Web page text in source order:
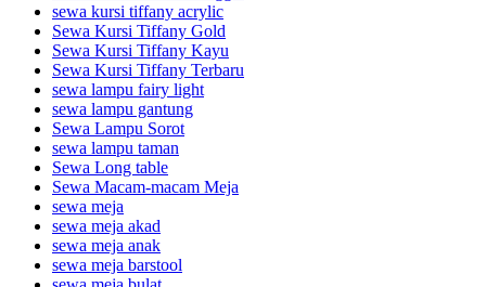
sewa kursi tiffany acrylic
Sewa Kursi Tiffany Gold
Sewa Kursi Tiffany Kayu
Sewa Kursi Tiffany Terbaru
sewa lampu fairy light
sewa lampu gantung
Sewa Lampu Sorot
sewa lampu taman
Sewa Long table
Sewa Macam-macam Meja
sewa meja
sewa meja akad
sewa meja anak
sewa meja barstool